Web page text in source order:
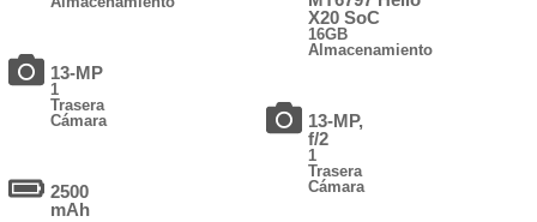
13-MP
1
Trasera
Cámara
2500
mAh
X20 SoC
16GB
Almacenamiento
13-MP,
f/2
1
Trasera
Cámara